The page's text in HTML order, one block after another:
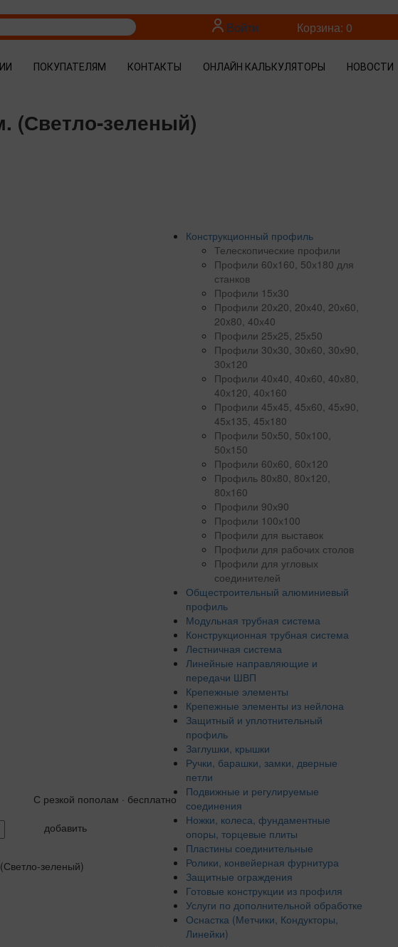
Войти Корзина: 0
ПОКУПАТЕЛЯМ КОНТАКТЫ ОНЛАЙН КАЛЬКУЛЯТОРЫ НОВОСТИ
(Светло-зеленый)
С резкой пополам · бесплатно
добавить
Конструкционный профиль
Телескопические профили
Профили 60х160, 50х180 для
станков
Профили 15х30
Профили 20х20, 20х40, 20х60,
20x80, 40х40
Профили 25х25, 25х50
Профили 30х30, 30х60, 30х90,
30х120
Профили 40х40, 40х60, 40х80,
40х120, 40х160
Профили 45х45, 45х60, 45х90,
45х135, 45х180
Профили 50х50, 50х100,
50х150
Профили 60х60, 60х120
Профиль 80х80, 80х120,
80х160
Профили 90х90
Профили 100х100
Профили для выставок
Профили для рабочих столов
Профили для угловых
соединителей
Общестроительный алюминиевый
профиль
Модульная трубная система
Конструкционная трубная система
Лестничная система
Линейные направляющие и
передачи ШВП
Крепежные элементы
Крепежные элементы из нейлона
Защитный и уплотнительный
профиль
Заглушки, крышки
Ручки, барашки, замки, дверные
петли
Подвижные и регулируемые
соединения
Ножки, колеса, фундаментные
опоры, торцевые плиты
Пластины соединительные
Ролики, конвейерная фурнитура
Защитные ограждения
Готовые конструкции из профиля
Услуги по дополнительной обработке
Оснастка (Метчики, Кондукторы,
Линейки)